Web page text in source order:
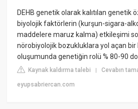
DEHB genetik olarak kalıtılan genetik
biyolojik faktörlerin (kurşun-sigara-
maddelere maruz kalma) etkileşimi
nörobiyolojik bozukluklara yol açan bir
oluşumunda genetiğin rolü % 80-90
Kaynak kaldırma talebi |Cevabın
eyupsabriercan.com